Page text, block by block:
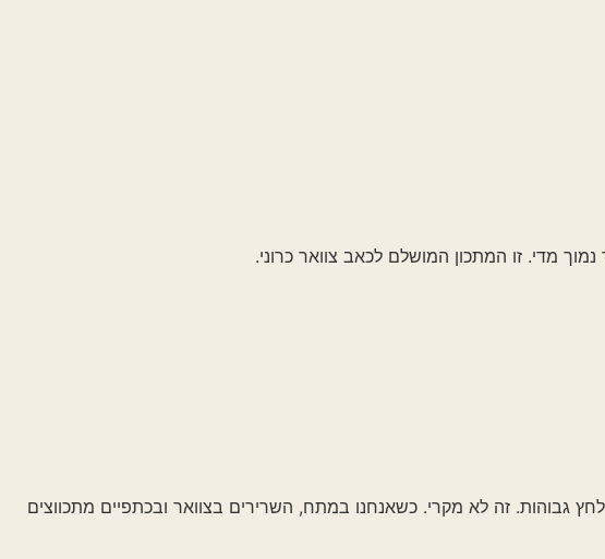
המתכון המושלם לכאב צוואר כרוני.
לא מקרי. כשאנחנו במתח, השרירים בצוואר ובכתפיים מתכווצים